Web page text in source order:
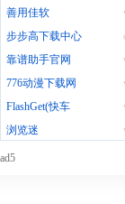
善用佳软
步步高下载中心
靠谱助手官网
776动漫下载网
FlashGet(快车
浏览迷
ad5